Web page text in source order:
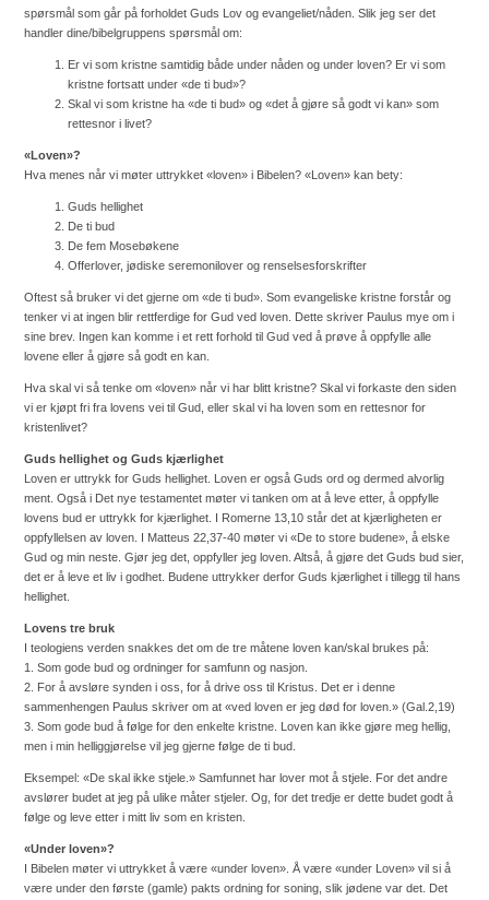
spørsmål som går på forholdet Guds Lov og evangeliet/nåden. Slik jeg ser det
handler dine/bibelgruppens spørsmål om:
Er vi som kristne samtidig både under nåden og under loven? Er vi som
kristne fortsatt under «de ti bud»?
Skal vi som kristne ha «de ti bud» og «det å gjøre så godt vi kan» som
rettesnor i livet?
«Loven»?
Hva menes når vi møter uttrykket «loven» i Bibelen? «Loven» kan bety:
Guds hellighet
De ti bud
De fem Mosebøkene
Offerlover, jødiske seremonilover og renselsesforskrifter
Oftest så bruker vi det gjerne om «de ti bud». Som evangeliske kristne forstår og
tenker vi at ingen blir rettferdige for Gud ved loven. Dette skriver Paulus mye om i
sine brev. Ingen kan komme i et rett forhold til Gud ved å prøve å oppfylle alle
lovene eller å gjøre så godt en kan.
Hva skal vi så tenke om «loven» når vi har blitt kristne? Skal vi forkaste den siden
vi er kjøpt fri fra lovens vei til Gud, eller skal vi ha loven som en rettesnor for
kristenlivet?
Guds hellighet og Guds kjærlighet
Loven er uttrykk for Guds hellighet. Loven er også Guds ord og dermed alvorlig
ment. Også i Det nye testamentet møter vi tanken om at å leve etter, å oppfylle
lovens bud er uttrykk for kjærlighet. I Romerne 13,10 står det at kjærligheten er
oppfyllelsen av loven. I Matteus 22,37-40 møter vi «De to store budene», å elske
Gud og min neste. Gjør jeg det, oppfyller jeg loven. Altså, å gjøre det Guds bud sier,
det er å leve et liv i godhet. Budene uttrykker derfor Guds kjærlighet i tillegg til hans
hellighet.
Lovens tre bruk
I teologiens verden snakkes det om de tre måtene loven kan/skal brukes på:
1. Som gode bud og ordninger for samfunn og nasjon.
2. For å avsløre synden i oss, for å drive oss til Kristus. Det er i denne
sammenhengen Paulus skriver om at «ved loven er jeg død for loven.» (Gal.2,19)
3. Som gode bud å følge for den enkelte kristne. Loven kan ikke gjøre meg hellig,
men i min helliggjørelse vil jeg gjerne følge de ti bud.
Eksempel: «De skal ikke stjele.» Samfunnet har lover mot å stjele. For det andre
avslører budet at jeg på ulike måter stjeler. Og, for det tredje er dette budet godt å
følge og leve etter i mitt liv som en kristen.
«Under loven»?
I Bibelen møter vi uttrykket å være «under loven». Å være «under Loven» vil si å
være under den første (gamle) pakts ordning for soning, slik jødene var det. Det